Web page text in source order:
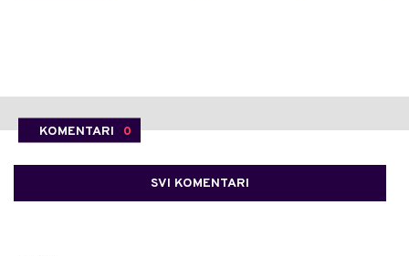
KOMENTARI 0
SVI KOMENTARI